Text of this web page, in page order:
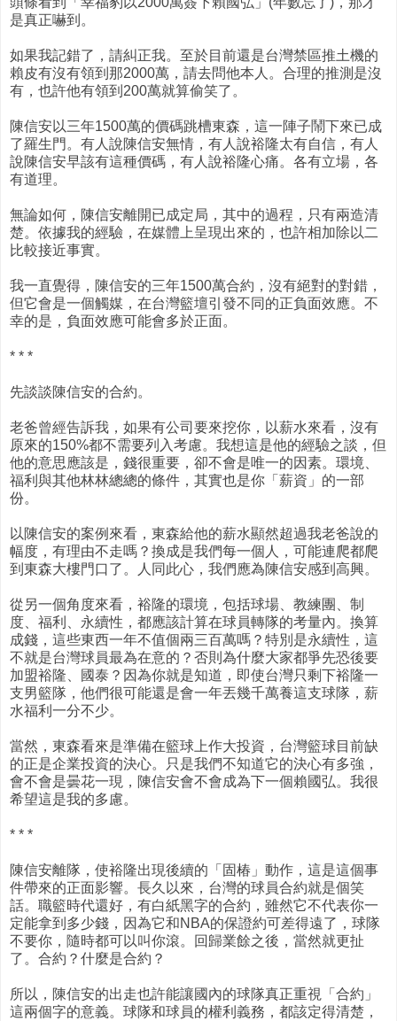
是真正嚇到。
如果我記錯了，請糾正我。至於目前還是台灣禁區推土機的
賴皮有沒有領到那2000萬，請去問他本人。合理的推測是沒
有，也許他有領到200萬就算偷笑了。
陳信安以三年1500萬的價碼跳槽東森，這一陣子鬧下來已成
了羅生門。有人說陳信安無情，有人說裕隆太有自信，有人
說陳信安早該有這種價碼，有人說裕隆心痛。各有立場，各
有道理。
無論如何，陳信安離開已成定局，其中的過程，只有兩造清
楚。依據我的經驗，在媒體上呈現出來的，也許相加除以二
比較接近事實。
我一直覺得，陳信安的三年1500萬合約，沒有絕對的對錯，
但它會是一個觸媒，在台灣籃壇引發不同的正負面效應。不
幸的是，負面效應可能會多於正面。
* * *
先談談陳信安的合約。
老爸曾經告訴我，如果有公司要來挖你，以薪水來看，沒有
原來的150%都不需要列入考慮。我想這是他的經驗之談，但
他的意思應該是，錢很重要，卻不會是唯一的因素。環境、
福利與其他林林總總的條件，其實也是你「薪資」的一部
份。
以陳信安的案例來看，東森給他的薪水顯然超過我老爸說的
幅度，有理由不走嗎？換成是我們每一個人，可能連爬都爬
到東森大樓門口了。人同此心，我們應為陳信安感到高興。
從另一個角度來看，裕隆的環境，包括球場、教練團、制
度、福利、永續性，都應該計算在球員轉隊的考量內。換算
成錢，這些東西一年不值個兩三百萬嗎？特別是永續性，這
不就是台灣球員最為在意的？否則為什麼大家都爭先恐後要
加盟裕隆、國泰？因為你就是知道，即使台灣只剩下裕隆一
支男籃隊，他們很可能還是會一年丟幾千萬養這支球隊，薪
水福利一分不少。
當然，東森看來是準備在籃球上作大投資，台灣籃球目前缺
的正是企業投資的決心。只是我們不知道它的決心有多強，
會不會是曇花一現，陳信安會不會成為下一個賴國弘。我很
希望這是我的多慮。
* * *
陳信安離隊，使裕隆出現後續的「固椿」動作，這是這個事
件帶來的正面影響。長久以來，台灣的球員合約就是個笑
話。職籃時代還好，有白紙黑字的合約，雖然它不代表你一
定能拿到多少錢，因為它和NBA的保證約可差得遠了，球隊
不要你，隨時都可以叫你滾。回歸業餘之後，當然就更扯
了。合約？什麼是合約？
所以，陳信安的出走也許能讓國內的球隊真正重視「合約」
這兩個字的意義。球隊和球員的權利義務，都該定得清楚，